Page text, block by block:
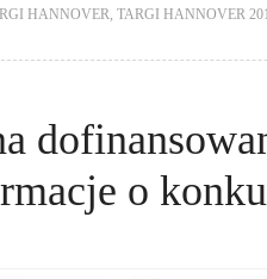
HANNOVER TARGI HANNOVER
o